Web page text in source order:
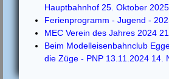
Hauptbahnhof 25. Oktober 2025
Ferienprogramm - Jugend -
MEC Verein des Jahres 2024
Beim Modelleisenbahnclub
die Züge - PNP 13.11.2024 14.